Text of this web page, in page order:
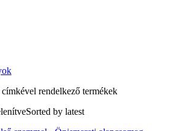
címkével rendelkező termékek
Sorted by latest